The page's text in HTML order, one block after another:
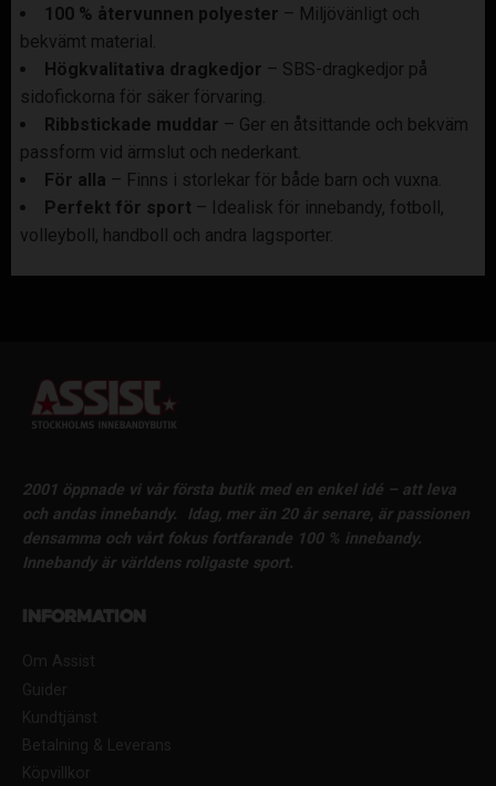
100 % återvunnen polyester – Miljövänligt och
bekvämt material.
Högkvalitativa dragkedjor – SBS-dragkedjor på
sidofickorna för säker förvaring.
Ribbstickade muddar – Ger en åtsittande och bekväm
passform vid ärmslut och nederkant.
För alla – Finns i storlekar för både barn och vuxna.
Perfekt för sport – Idealisk för innebandy, fotboll,
volleyboll, handboll och andra lagsporter.
2001 öppnade vi vår första butik med en enkel idé – att leva
och andas innebandy.
Idag, mer än 20 år senare, är passionen
densamma och vårt fokus fortfarande 100 % innebandy.
Innebandy är världens roligaste sport.
Information
Om Assist
Guider
Kundtjänst
Betalning & Leverans
Köpvillkor